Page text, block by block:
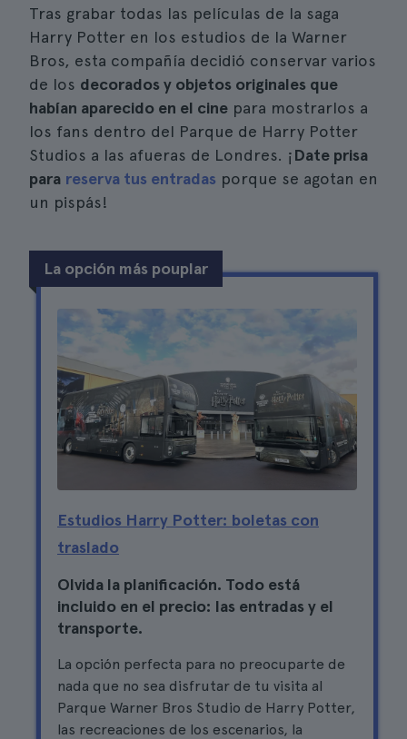
Tras grabar todas las películas de la saga
Harry Potter en los estudios de la Warner
Bros, esta compañía decidió conservar varios
de los decorados y objetos originales que
habían aparecido en el cine para mostrarlos a
los fans dentro del Parque de Harry Potter
Studios a las afueras de Londres. ¡Date prisa
para reserva tus entradas porque se agotan en
un pispás!
La opción más pouplar
Estudios Harry Potter: boletas con
traslado
Olvida la planificación. Todo está
incluido en el precio: las entradas y el
transporte.
La opción perfecta para no preocuparte de
nada que no sea disfrutar de tu visita al
Parque Warner Bros Studio de Harry Potter,
las recreaciones de los escenarios, la